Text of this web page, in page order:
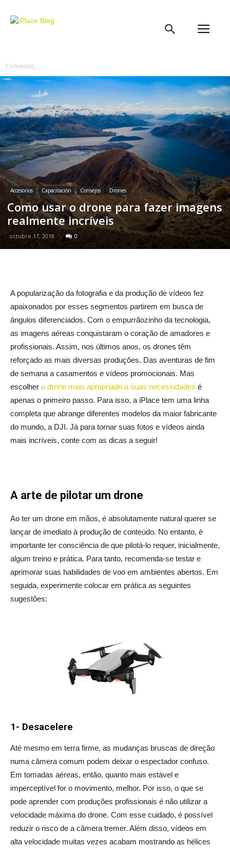
Comienzo
Accesorios Capacitación Consejos Drones
Como usar o drone para fazer imagens
realmente incríveis
octubre 17, 2018 0
A popularização da fotografia e da produção de vídeos fez
apaixonados por esses segmentos partirem em busca de
ângulos diferenciados. Com o empurrãozinho da tecnologia,
as imagens aéreas conquistaram o coração de amadores e
profissionais. Assim, nos últimos anos, os drones têm
reforçado as mais diversas produções. Das aventuras de fim
de semana a casamentos e vídeos promocionais. Mas
escolher o drone mais apropriado a suas necessidades é
apenas o primeiro passo. Para isso, a iPlace tem uma linha
completa que abrange diferentes modelos da maior fabricante
do mundo, a DJI. Já para tornar suas fotos e vídeos ainda
mais incríveis, conte com as dicas a seguir!
A arte de pilotar um drone
Ao ter um drone em mãos, é absolutamente natural querer se
lançar de imediato à produção de conteúdo. No entanto, é
importante ter consciência de que pilotá-lo requer, inicialmente,
algum treino e prática. Para tanto, recomenda-se testar e
aprimorar suas habilidades de voo em ambientes abertos. Em
seguida, experimente colocar em prática as seguintes
sugestões:
1- Desacelere
Até mesmo em terra firme, as mudanças bruscas de direção
numa câmera comum podem deixar o espectador confuso.
Em tomadas aéreas, então, quanto mais estável e
imperceptível for o movimento, melhor. Por isso, o que se
pode aprender com produções profissionais é não utilizar a
velocidade máxima do drone. Com esse cuidado, é possível
reduzir o risco de a câmera tremer. Além disso, vídeos em
alta velocidade muitas vezes acabam mostrando as hélices